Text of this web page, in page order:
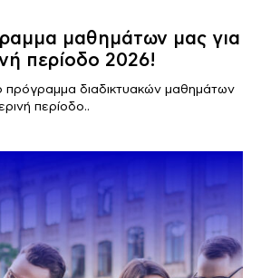
μαθημάτων μας για
περίοδο 2026!
διαδικτυακών μαθημάτων
περίοδο..